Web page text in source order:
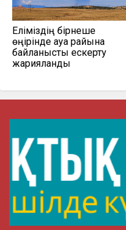
Еліміздің бірнеше
өңірінде ауа райына
байланысты ескерту
жарияланды